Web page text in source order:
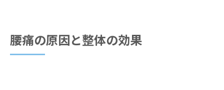
腰痛の原因と整体の効果